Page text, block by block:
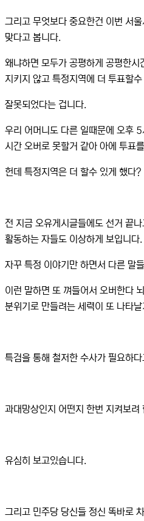
그리고 무엇보다 중요한건 이번 서
맞다고 봅니다.
왜냐하면 모두가 공평하게 공평한
지키지 않고 특정지역에 더 투표할
잘못되었다는 겁니다.
우리 어머니도 다른 일때문에 오후
시간 오버로 못할거 같아 아에 투표
헌데 특정지역은 더 할수 있게 했다?
전 지금 오유게시글들에도 선거 끝
활동하는 자들도 이상하게 보입니다.
자꾸 특정 이야기만 하면서 다른 말
이런 말하면 또 껴들어서 오버한다
분위기로 만들려는 세력이 또 나타
특검을 통해 철저한 수사가 필요하
과대망상인지 어떤지 한번 지켜보려
유심히 보고있습니다.
그리고 민주당 당신들 정신 똑바로